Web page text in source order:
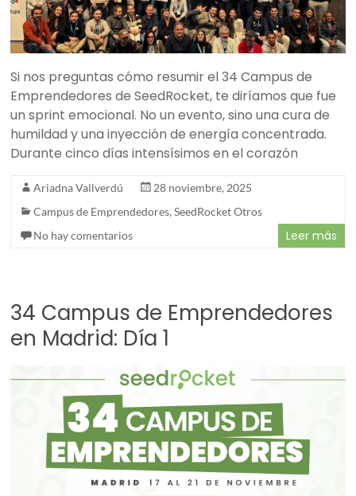
Si nos preguntas cómo resumir el 34 Campus de
Emprendedores de SeedRocket, te diríamos que fue
un sprint emocional. No un evento, sino una cura de
humildad y una inyección de energía concentrada.
Durante cinco días intensísimos en el corazón
Ariadna Vallverdú
28 noviembre, 2025
Campus de Emprendedores,SeedRocket Otros
No hay comentarios
Leer más
34 Campus de Emprendedores
en Madrid: Día 1